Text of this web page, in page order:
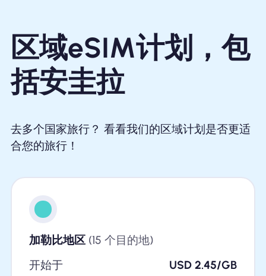
区域eSIM计划，包
括安圭拉
去多个国家旅行？ 看看我们的区域计划是否更适
合您的旅行！
加勒比地区(15 个目的地)
开始于
USD 2.45/GB